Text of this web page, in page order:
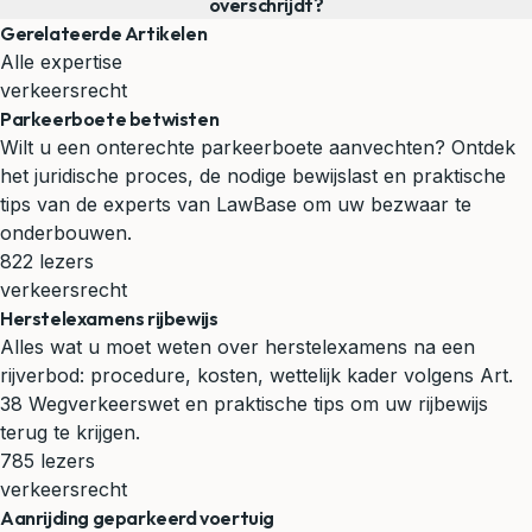
overschrijdt?
Gerelateerde Artikelen
Alle expertise
verkeersrecht
Parkeerboete betwisten
Wilt u een onterechte parkeerboete aanvechten? Ontdek
het juridische proces, de nodige bewijslast en praktische
tips van de experts van LawBase om uw bezwaar te
onderbouwen.
822 lezers
verkeersrecht
Herstelexamens rijbewijs
Alles wat u moet weten over herstelexamens na een
rijverbod: procedure, kosten, wettelijk kader volgens Art.
38 Wegverkeerswet en praktische tips om uw rijbewijs
terug te krijgen.
785 lezers
verkeersrecht
Aanrijding geparkeerd voertuig